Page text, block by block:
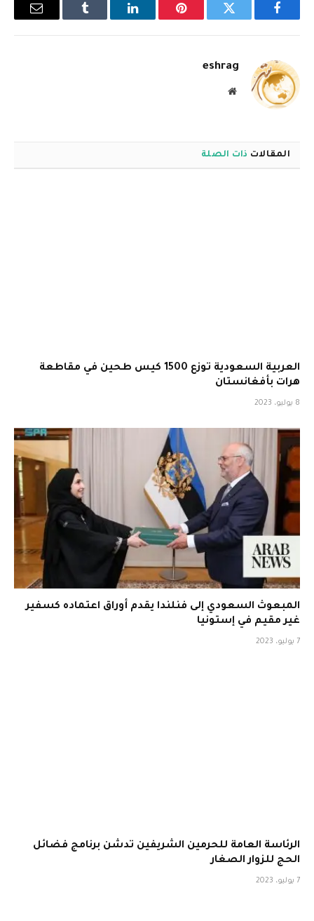
فيسبوك تويتر بينتيريستلينكدإن Tumblr
البريد
eshrag
موقع
المقالات ذات الصلة
العربية السعودية توزع 1500 كيس طحين في مقاطعة
هرات بأفغانستان
8 يوليو، 2023
المبعوث السعودي إلى فنلندا يقدم أوراق اعتماده كسفير
غير مقيم في إستونيا
7 يوليو، 2023
الرئاسة العامة للحرمين الشريفين تدشن برنامج فضائل
الحج للزوار الصغار
7 يوليو، 2023